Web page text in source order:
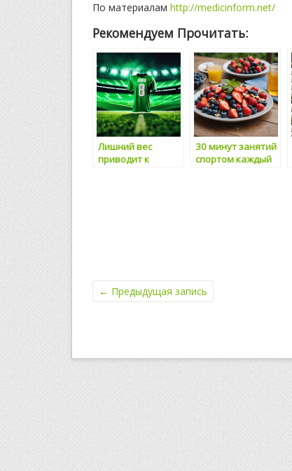
По материалам http://medicinform.net/
Рекомендуем Прочитать:
Лишний вес
приводит к
30 минут занятий
спортом каждый
← Предыдущая запись